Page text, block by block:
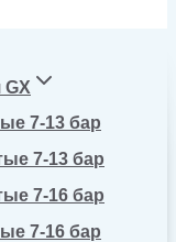
7-13 бар
7-13 бар
7-16 бар
7-16 бар